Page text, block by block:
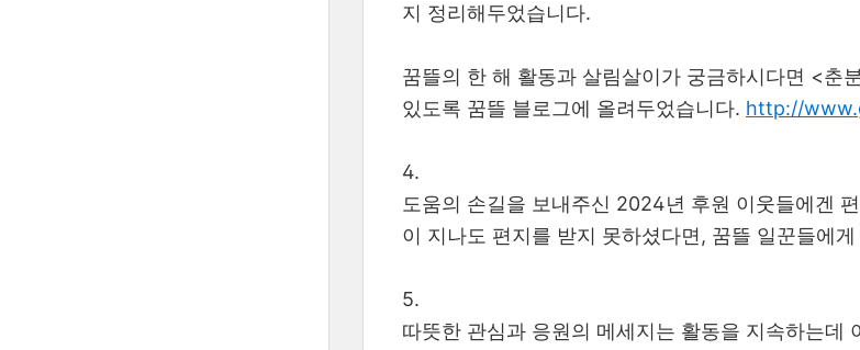
지 정리해두었습니다.
꿈뜰의 한 해 활동과 살림살이가 궁금하시다면 <춘
있도록 꿈뜰 블로그에 올려두었습니다. http://
4.
도움의 손길을 보내주신 2024년 후원 이웃들에겐
이 지나도 편지를 받지 못하셨다면, 꿈뜰 일꾼들에
5.
따뜻한 관심과 응원의 메세지는 활동을 지속하는데